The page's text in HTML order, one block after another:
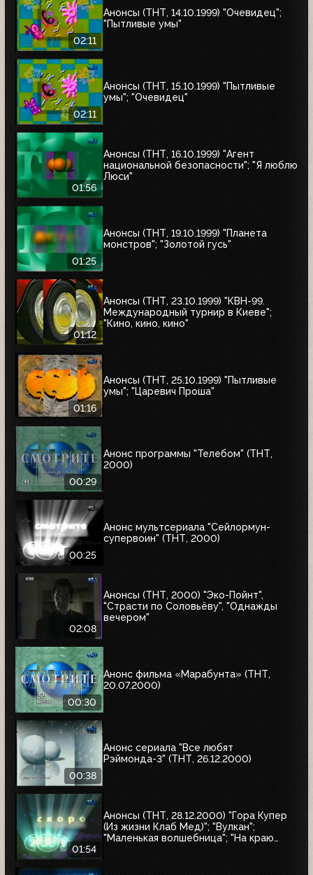
02:11
Анонсы (ТНТ, 14.10.1999) "Очевидец";
"Пытливые умы"
02:11
Анонсы (ТНТ, 15.10.1999) "Пытливые
умы"; "Очевидец"
01:56
Анонсы (ТНТ, 16.10.1999) "Агент
национальной безопасности"; "Я люблю
Люси"
01:25
Анонсы (ТНТ, 19.10.1999) "Планета
монстров"; "Золотой гусь"
01:12
Анонсы (ТНТ, 23.10.1999) "КВН-99.
Международный турнир в Киеве";
"Кино, кино, кино"
01:16
Анонсы (ТНТ, 25.10.1999) "Пытливые
умы"; "Царевич Проша"
00:29
Анонс программы "Телебом" (ТНТ,
2000)
00:25
Анонс мультсериала "Сейлормун-
супервоин" (ТНТ, 2000)
02:08
Анонсы (ТНТ, 2000) "Эко-Пойнт",
"Страсти по Соловьёву", "Однажды
вечером"
00:30
Анонс фильма «Марабунта» (ТНТ,
20.07.2000)
00:38
Анонс сериала "Все любят
Рэймонда-3" (ТНТ, 26.12.2000)
01:54
Анонсы (ТНТ, 28.12.2000) "Гора Купер
(Из жизни Клаб Мед)"; "Вулкан";
"Маленькая волшебница"; "На краю